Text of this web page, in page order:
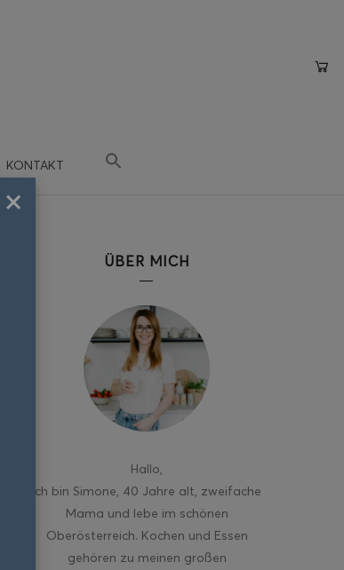
KONTAKT
ÜBER MICH
Hallo
ich bin Simone, 40 Jahre alt, zweifache
Mama und lebe im schönen
Oberösterreich. Kochen und Essen
gehören zu meinen großen
×